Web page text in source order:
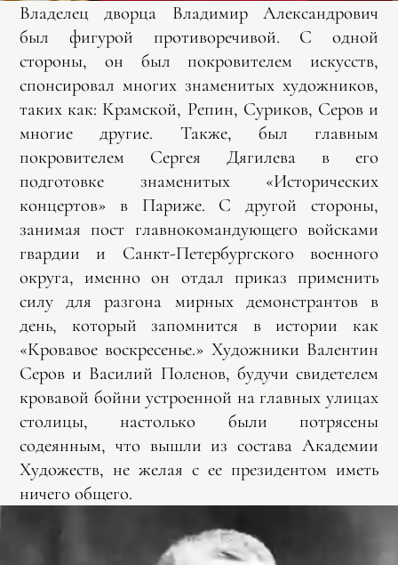
Владелец дворца Владимир Александрович
был фигурой противоречивой. С одной
стороны, он был покровителем искусств,
спонсировал многих знаменитых художников,
таких как: Крамской, Репин, Суриков, Серов и
многие другие. Также, был главным
покровителем Сергея Дягилева в его
подготовке знаменитых «Исторических
концертов» в Париже. С другой стороны,
занимая пост главнокомандующего войсками
гвардии и Санкт-Петербургского военного
округа, именно он отдал приказ применить
силу для разгона мирных демонстрантов в
день, который запомнится в истории как
«Кровавое воскресенье.» Художники Валентин
Серов и Василий Поленов, будучи свидетелем
кровавой бойни устроенной на главных улицах
столицы, настолько были потрясены
содеянным, что вышли из состава Академии
Художеств, не желая с ее президентом иметь
ничего общего.